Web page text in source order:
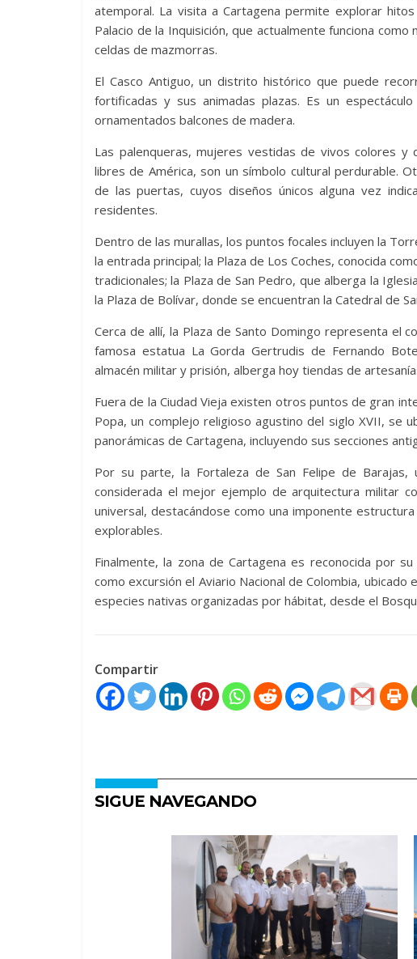
atemporal. La visita a Cartagena permite explorar
Palacio de la Inquisición, que actualmente funciona
celdas de mazmorras.
El Casco Antiguo, un distrito histórico que puede
fortificadas y sus animadas plazas. Es un
ornamentados balcones de madera.
Las palenqueras, mujeres vestidas de vivos colores y
libres de América, son un símbolo cultural perdurable.
de las puertas, cuyos diseños únicos alguna vez
residentes.
Dentro de las murallas, los puntos focales incluyen la
la entrada principal; la Plaza de Los Coches, conocida
tradicionales; la Plaza de San Pedro, que alberga la
la Plaza de Bolívar, donde se encuentran la Catedral de
Cerca de allí, la Plaza de Santo Domingo representa el
famosa estatua La Gorda Gertrudis de Fernando
almacén militar y prisión, alberga hoy tiendas de
Fuera de la Ciudad Vieja existen otros puntos de gran
Popa, un complejo religioso agustino del siglo XVII, se
panorámicas de Cartagena, incluyendo sus secciones
Por su parte, la Fortaleza de San Felipe de
considerada el mejor ejemplo de arquitectura militar
universal, destacándose como una imponente
explorables.
Finalmente, la zona de Cartagena es reconocida por
como excursión el Aviario Nacional de Colombia,
especies nativas organizadas por hábitat, desde el
Compartir
SIGUE NAVEGANDO